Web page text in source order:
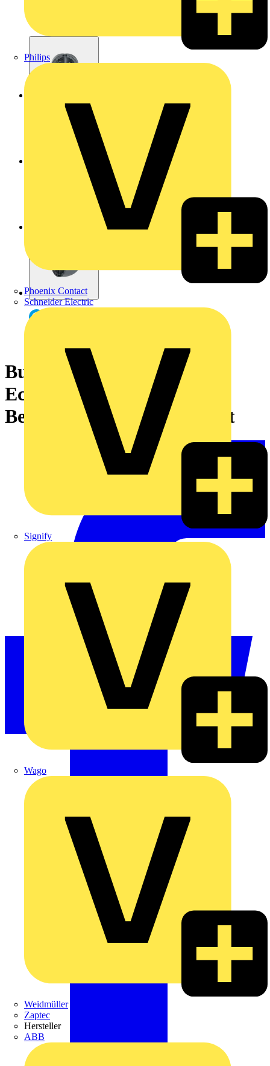
Philips
Phoenix Contact
Schneider Electric
Signify
Wago
Weidmüller
Zaptec
Hersteller
ABB
Busch-Wächter® PRO
Eckadapter für
Bewegungsmelder anthrazit